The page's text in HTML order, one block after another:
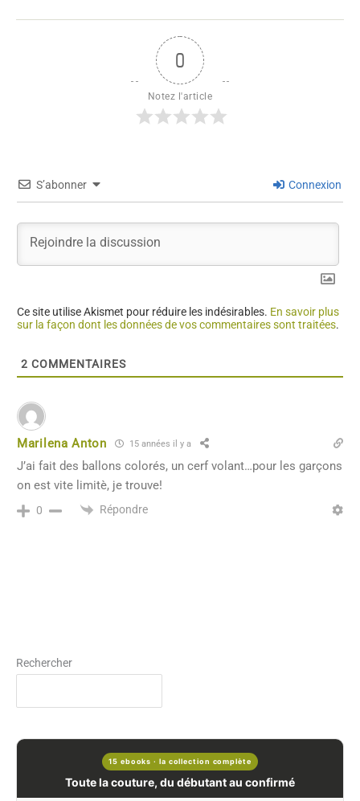
0
Notez l'article
S’abonner Connexion
Ce site utilise Akismet pour réduire les indésirables. En savoir plus
sur la façon dont les données de vos commentaires sont traitées.
2 COMMENTAIRES
Marilena Anton 15 années il y a
J’ai fait des ballons colorés, un cerf volant…pour les garçons
on est vite limitè, je trouve!
0 Répondre
Rechercher
15 ebooks · la collection complète
Toute la couture, du débutant au confirmé